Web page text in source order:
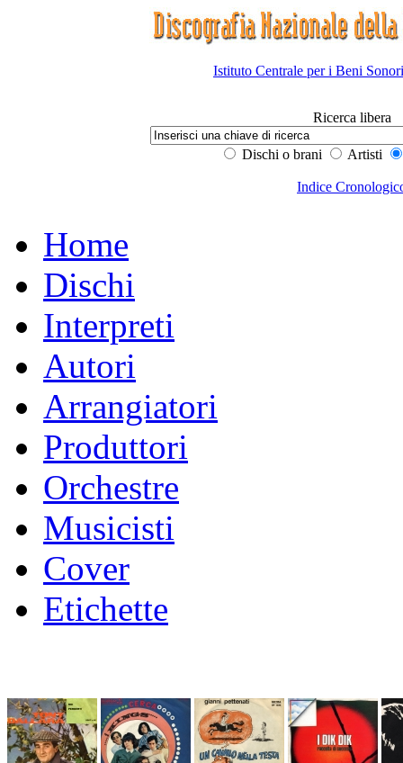
Istituto Centrale per i Beni
Ricerca libera
Dischi o brani Artisti
Indice
Home
Dischi
Interpreti
Autori
Arrangiatori
Produttori
Orchestre
Musicisti
Cover
Etichette